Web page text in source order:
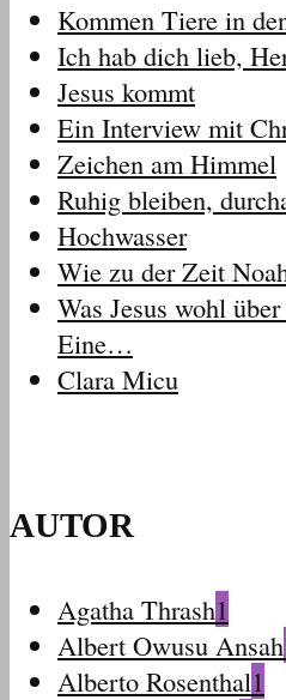
Kommen Tiere in
Ich hab dich lieb,
Jesus kommt
Ein Interview mit
Zeichen am Himmel
Ruhig bleiben,
Hochwasser
Wie zu der Zeit
Was Jesus wohl
Eine…
Clara Micu
AUTOR
Agatha Thrash1
Albert Owusu Ansah
Alberto Rosenthal1